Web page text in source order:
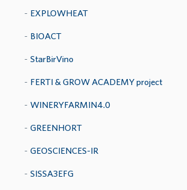
EXPLOWHEAT
BIOACT
StarBirVino
FERTI & GROW ACADEMY project
WINERYFARMIN4.0
GREENHORT
GEOSCIENCES-IR
SISSA3EFG